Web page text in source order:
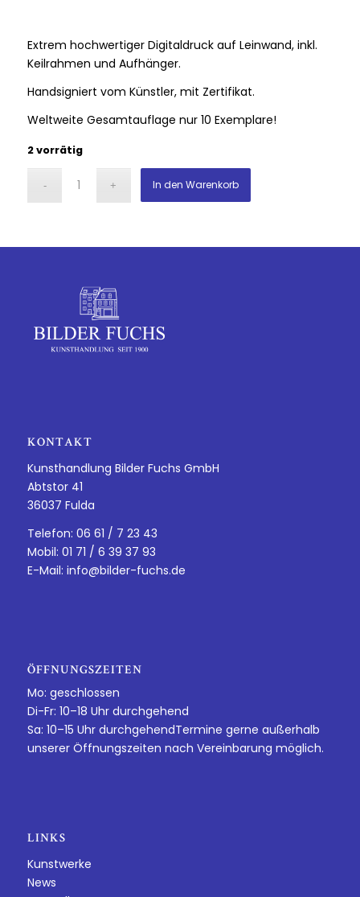
Extrem hochwertiger Digitaldruck auf Leinwand, inkl.
Keilrahmen und Aufhänger.
Handsigniert vom Künstler, mit Zertifikat.
Weltweite Gesamtauflage nur 10 Exemplare!
2 vorrätig
In den Warenkorb
KONTAKT
Kunsthandlung Bilder Fuchs GmbH
Abtstor 41
36037 Fulda
Telefon: 06 61 / 7 23 43
Mobil: 01 71 / 6 39 37 93
E-Mail: info@bilder-fuchs.de
ÖFFNUNGSZEITEN
Mo: geschlossen
Di-Fr: 10–18 Uhr durchgehend
Sa: 10–15 Uhr durchgehendTermine gerne außerhalb
unserer Öffnungszeiten nach Vereinbarung möglich.
LINKS
Kunstwerke
News